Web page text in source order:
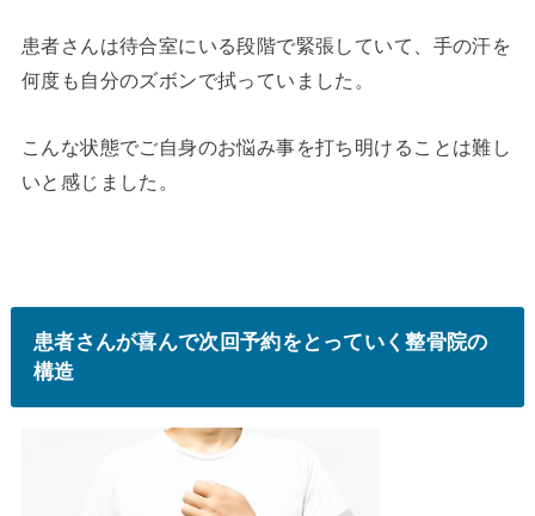
患者さんは待合室にいる段階で緊張していて、手の汗を
何度も自分のズボンで拭っていました。
こんな状態でご自身のお悩み事を打ち明けることは難し
いと感じました。
患者さんが喜んで次回予約をとっていく整骨院の
構造